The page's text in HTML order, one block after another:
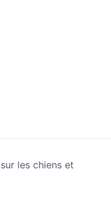
les chiens et